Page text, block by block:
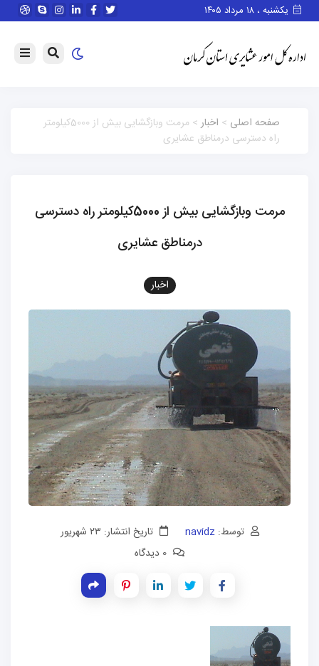
یکشنبه ، ۱۸ مرداد ۱۴۰۵
صفحه اصلی > اخبار
> مرمت وبازگشایی بیش از 5000کیلومتر
راه دسترسی درمناطق عشایری
مرمت وبازگشایی بیش از 5000کیلومتر راه دسترسی
درمناطق عشایری
اخبار
توسط:navidz
تاریخ انتشار: ۲۳ شهریور